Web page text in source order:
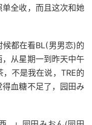
全收，而且这次和她
都在看BL(男男恋)的
从星期一到昨天中午
不是我在说，TRE的
血糖不足了，园田み